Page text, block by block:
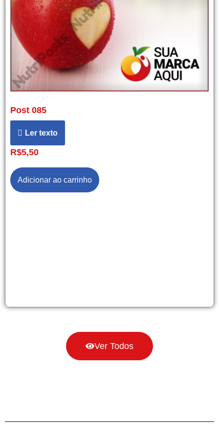
Post 085
Ler texto
R$5,50
Adicionar ao carrinho
Ver Todos